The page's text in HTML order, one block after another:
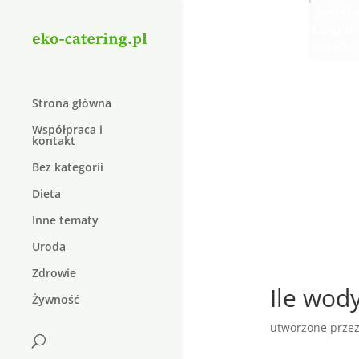
Strona główna
Współpraca i
kontakt
Bez kategorii
Dieta
Inne tematy
Uroda
Zdrowie
Żywność
Ile
utworzone przez